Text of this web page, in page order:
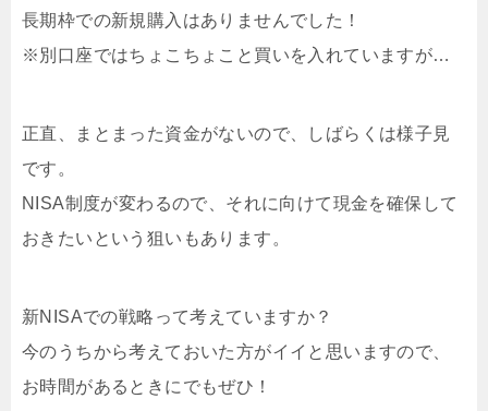
長期枠での新規購入はありませんでした！
※別口座ではちょこちょこと買いを入れていますが…
正直、まとまった資金がないので、しばらくは様子見
です。
NISA制度が変わるので、それに向けて現金を確保して
おきたいという狙いもあります。
新NISAでの戦略って考えていますか？
今のうちから考えておいた方がイイと思いますので、
お時間があるときにでもぜひ！